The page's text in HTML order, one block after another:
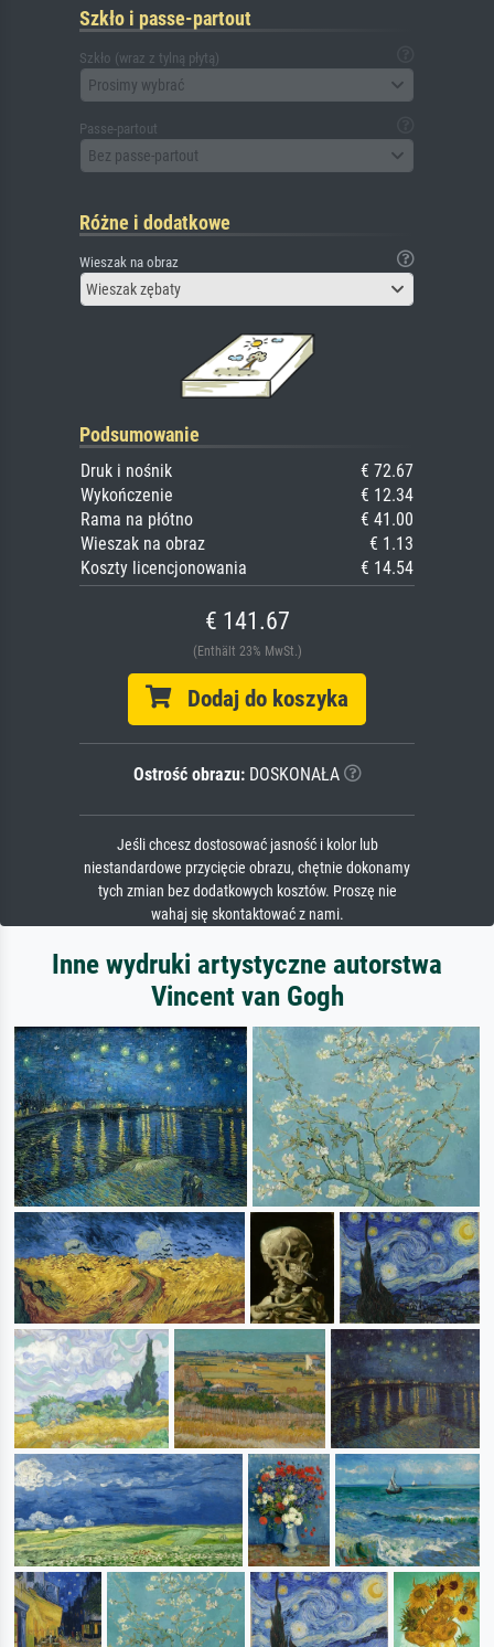
Szkło i passe-partout
Szkło (wraz z tylną płytą)
Prosimy wybrać
Passe-partout
Bez passe-partout
Różne i dodatkowe
Wieszak na obraz
Wieszak zębaty
Podsumowanie
Druk i nośnik
€ 72.67
Wykończenie
€ 12.34
Rama na płótno
€ 41.00
Wieszak na obraz
€ 1.13
Koszty licencjonowania
€ 14.54
€ 141.67
(Enthält 23% MwSt.)
Dodaj do koszyka
Ostrość obrazu:DOSKONAŁA
Jeśli chcesz dostosować jasność i kolor lub
niestandardowe przycięcie obrazu, chętnie dokonamy
tych zmian bez dodatkowych kosztów. Proszę nie
wahaj się skontaktować z nami.
Inne wydruki artystyczne autorstwa
Vincent van Gogh